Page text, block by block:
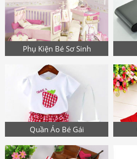
Phụ Kiện Bé Sơ Sinh
Quần Áo Bé Gái